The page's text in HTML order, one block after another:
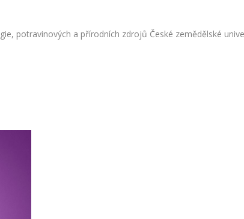
potravinových a přírodních zdrojů České zemědělské